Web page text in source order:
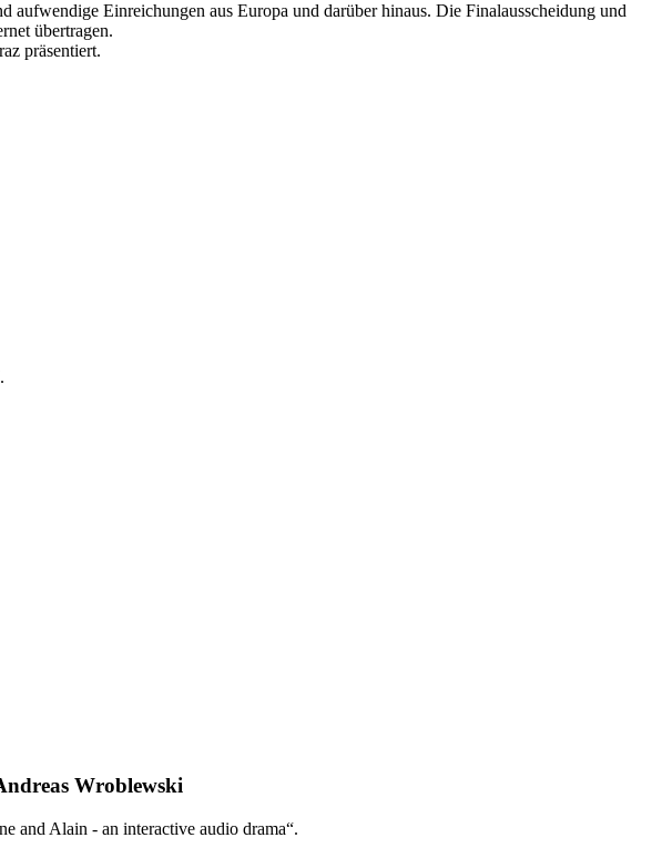
Einreichungen aus Europa und darüber hinaus. Die Finalausscheidung und
übertragen.
präsentiert.
Wroblewski
and Alain - an interactive audio drama“.